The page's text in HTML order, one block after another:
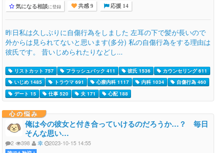
気になる相談に登録 共感 9 応援 14
昨日私は久しぶりに自傷行為をしました 左耳の下で髪が長いので
外からは見られてないと思います(多分) 私の自傷行為をする理由は
彼氏です。 昔いじめられたりなどし...
リストカット 757 フラッシュバック 411 彼氏 1536
カウンセリング 611
いじめ 1485
トラウマ 691 心療内科 1117 内科 1034
自傷行為 460
デート 15
仕事 520 夫 171 心配 188
心の悩み
俺は今の彼女と付き合っていけるのだろうか…？ 毎日
そんな思い…
2 398 幸 2023-10-15 14:55